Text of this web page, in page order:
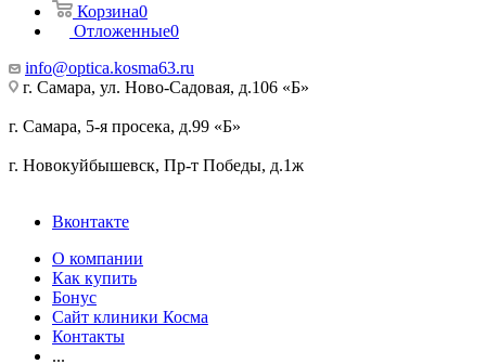
Корзина0
Отложенные0
info@optica.kosma63.ru
г. Самара, ул. Ново-Садовая, д.106 «Б»
г. Самара, 5-я просека, д.99 «Б»
г. Новокуйбышевск, Пр-т Победы, д.1ж
Вконтакте
О компании
Как купить
Бонус
Сайт клиники Косма
Контакты
...